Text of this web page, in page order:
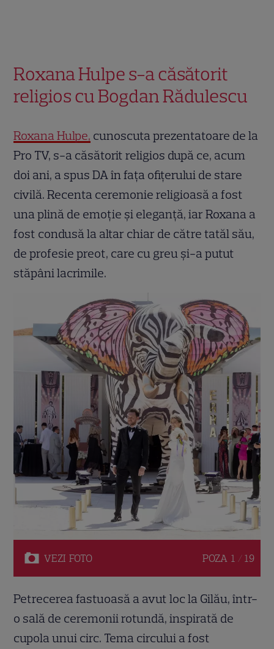
Roxana Hulpe s-a căsătorit
religios cu Bogdan Rădulescu
Roxana Hulpe, cunoscuta prezentatoare de la
Pro TV, s-a căsătorit religios după ce, acum
doi ani, a spus DA în fața ofițerului de stare
civilă. Recenta ceremonie religioasă a fost
una plină de emoție și eleganță, iar Roxana a
fost condusă la altar chiar de către tatăl său,
de profesie preot, care cu greu și-a putut
stăpâni lacrimile.
VEZI FOTO POZA 1 / 19
Petrecerea fastuoasă a avut loc la Gilău, într-
o sală de ceremonii rotundă, inspirată de
cupola unui circ. Tema circului a fost